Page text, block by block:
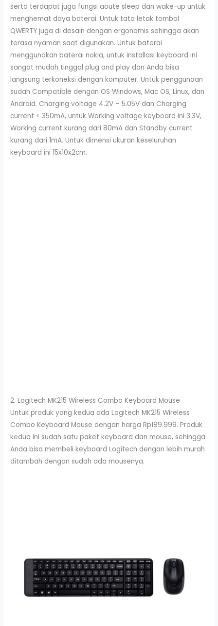
serta terdapat juga fungsi aoute sleep dan wake-up untuk
menghemat daya baterai. Untuk tata letak tombol
QWERTY juga di desain dengan ergonomis sehingga akan
terasa nyaman saat digunakan. Untuk baterai
menggunakan baterai nokia, untuk installasi keyboard ini
sangat mudah tinggal plug and play dan Anda bisa
langsung terkoneksi dengan komputer. Untuk penggunaan
sudah Compatible dengan OS Windows, Mac OS, Linux, dan
Android. Charging voltage 4.2V – 5.05V dan Charging
current < 350mA, untuk Working voltage keyboard ini 3.3V,
Working current kurang dari 80mA dan Standby current
kurang dari 1mA. Untuk dimensi ukuran keseluruhan
keyboard ini 15x10x2cm.
2. Logitech MK215 Wireless Combo Keyboard Mouse
Untuk produk yang kedua ada Logitech MK215 Wireless
Combo Keyboard Mouse dengan harga Rp189.999. Produk
kedua ini sudah satu paket keyboard dan mouse, sehingga
Anda bisa membeli keyboard Logitech dengan lebih murah
ditambah dengan sudah ada mousenya.